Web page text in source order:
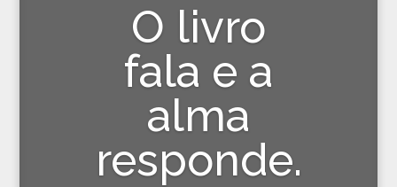
O livro
fala e a
alma
responde.